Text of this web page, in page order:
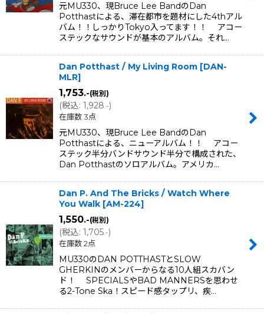
元MU330、現Bruce Lee BandのDan
Potthastによる、滞在都市を題材にした4thアル
バム！！しっかりTokyo入ってます！！ アコー
ステックなサウンドが基本のアルバム。それ…
Dan Potthast / My Living Room [DAN-
MLR]
1,753.-(税別)
(税込: 1,928.-)
在庫数 3点
元MU330、現Bruce Lee BandのDan
Potthastによる、ニューアルバム！！ アコー
ステック半分バンドサウンド半分で構成された、
Dan Potthastのソロアルバム。アメリカ…
Dan P. And The Bricks / Watch Where
You Walk [AM-224]
1,550.-(税別)
(税込: 1,705.-)
在庫数 2点
MU330のDAN POTTHASTとSLOW
GHERKINのメンバーからなる10人組スカバン
ド！ SPECIALSやBAD MANNERSを思わせ
る2-Tone Ska！スピード感タップリ、疾…